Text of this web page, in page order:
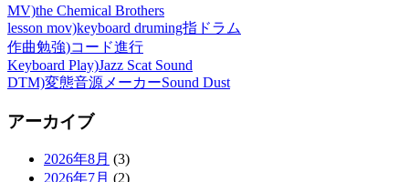
MV)the Chemical Brothers
lesson mov)keyboard druming指ドラム
作曲勉強)コード進行
Keyboard Play)Jazz Scat Sound
DTM)変態音源メーカーSound Dust
アーカイブ
2026年8月 (3)
2026年7月 (2)